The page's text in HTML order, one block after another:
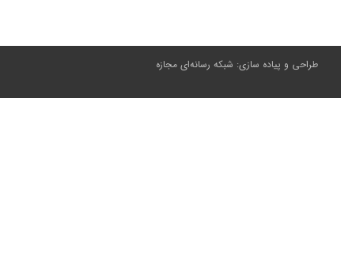
طراحی و پیاده سازی: شبکه رسانه‌ای مجازه